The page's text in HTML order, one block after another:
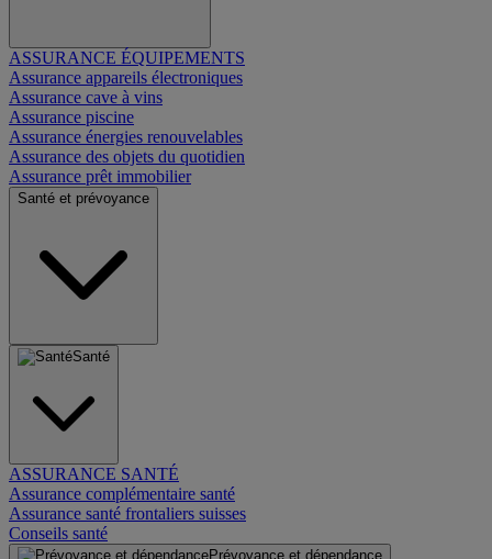
ASSURANCE ÉQUIPEMENTS
Assurance appareils électroniques
Assurance cave à vins
Assurance piscine
Assurance énergies renouvelables
Assurance des objets du quotidien
Assurance prêt immobilier
Santé et prévoyance
Santé
ASSURANCE SANTÉ
Assurance complémentaire santé
Assurance santé frontaliers suisses
Conseils santé
Prévoyance et dépendance